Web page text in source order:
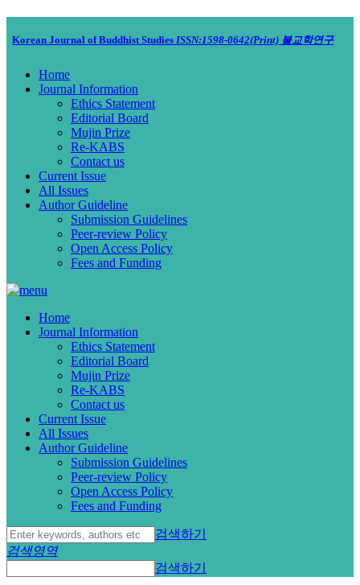
Korean Journal of Buddhist Studies ISSN:1598-0642(Print) 불교학연구
Home
Journal Information
Ethics Statement
Editorial Board
Mujin Prize
Re-KABS
Contact us
Current Issue
All Issues
Author Guideline
Submission Guidelines
Peer-review Policy
Open Access Policy
Fees and Funding
Home
Journal Information
Ethics Statement
Editorial Board
Mujin Prize
Re-KABS
Contact us
Current Issue
All Issues
Author Guideline
Submission Guidelines
Peer-review Policy
Open Access Policy
Fees and Funding
검색하기
검색영역
검색하기